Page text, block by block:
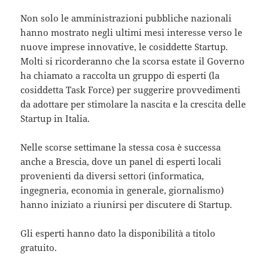
Non solo le amministrazioni pubbliche nazionali
hanno mostrato negli ultimi mesi interesse verso le
nuove imprese innovative, le cosiddette Startup.
Molti si ricorderanno che la scorsa estate il Governo
ha chiamato a raccolta un gruppo di esperti (la
cosiddetta Task Force) per suggerire provvedimenti
da adottare per stimolare la nascita e la crescita delle
Startup in Italia.
Nelle scorse settimane la stessa cosa è successa
anche a Brescia, dove un panel di esperti locali
provenienti da diversi settori (informatica,
ingegneria, economia in generale, giornalismo)
hanno iniziato a riunirsi per discutere di Startup.
Gli esperti hanno dato la disponibilità a titolo
gratuito.